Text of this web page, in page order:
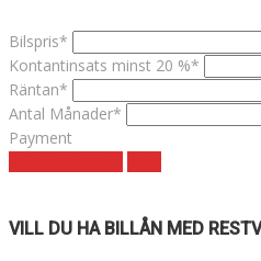
Bilspris*
Kontantinsats minst 20 %*
Räntan*
Antal Månader*
Payment
VILL DU HA BILLÅN MED